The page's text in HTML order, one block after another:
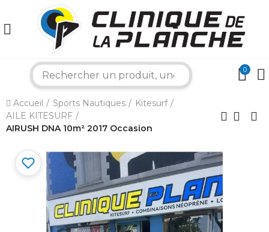
0
Accueil Sports Nautiques
Kitesurf
AILE KITESURF
AIRUSH DNA 10m² 2017 Occasion
×
Bonjour ! Je suis votre expert nautique.
Comment puis-je vous aider aujourd'hui ?